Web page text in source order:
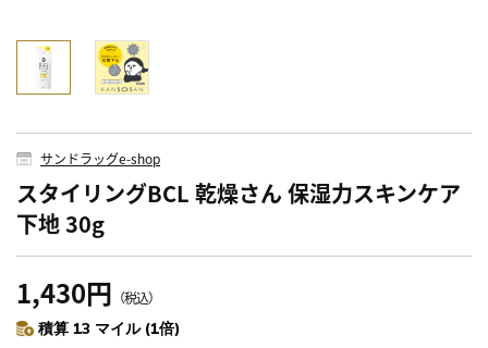
サンドラッグe-shop
スタイリングBCL 乾燥さん 保湿力スキンケア
下地 30g
1,430円 （税込）
積算 13 マイル (1倍)